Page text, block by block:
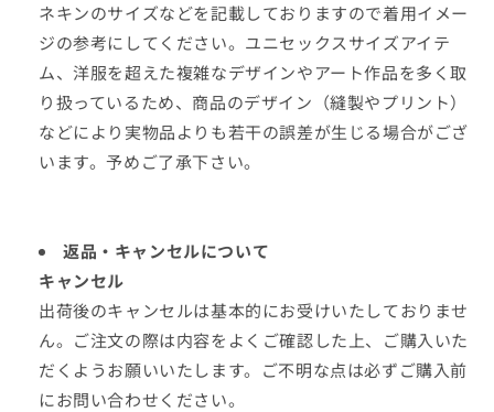
ネキンのサイズなどを記載しておりますので着用イメー
ジの参考にしてください。ユニセックスサイズアイテ
ム、洋服を超えた複雑なデザインやアート作品を多く取
り扱っているため、商品のデザイン（縫製やプリント）
などにより実物品よりも若干の誤差が生じる場合がござ
います。予めご了承下さい。
返品・キャンセルについて
キャンセル
出荷後のキャンセルは基本的にお受けいたしておりませ
ん。ご注文の際は内容をよくご確認した上、ご購入いた
だくようお願いいたします。ご不明な点は必ずご購入前
にお問い合わせください。